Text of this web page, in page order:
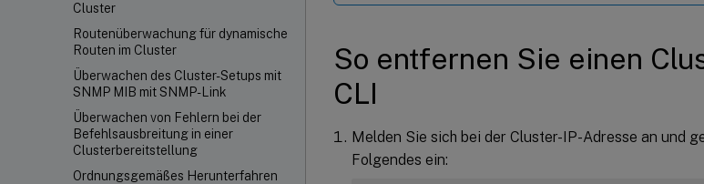
Cluster
Routenüberwachung für dynamische
Routen im Cluster
Überwachen des Cluster-Setups mit
SNMP MIB mit SNMP-Link
Überwachen von Fehlern bei der
Befehlsausbreitung in einer
Clusterbereitstellung
Ordnungsgemäßes Herunterfahren
So entfernen Sie einen
CLI
Melden Sie sich bei der Cluster-IP-Adresse an und
Folgendes ein: